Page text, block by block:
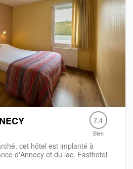
7.4
Bien
cet hôtel est implanté à
d'Annecy et du lac. Fasthotel